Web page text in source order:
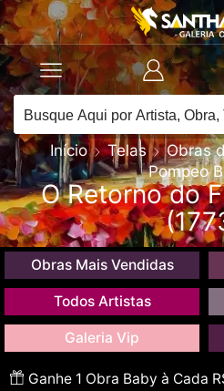
Início Telas Obras
Pompeo
O Retorno do
Obras Mais Vendidas
Todos Artistas
Galeria Vip
Ganhe 1 Obra Baby à Cada